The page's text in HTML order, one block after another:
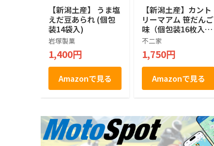
【新潟土産】 うま塩
えだ豆あられ (個包
装14袋入)
岩塚製菓
1,400円
Amazonで見る
【新潟土産】カント
リーマアム 笹だんご
味（個包装16枚入）
不二家チョコチッ
プクッキー
不二家
1,750円
Amazonで見る